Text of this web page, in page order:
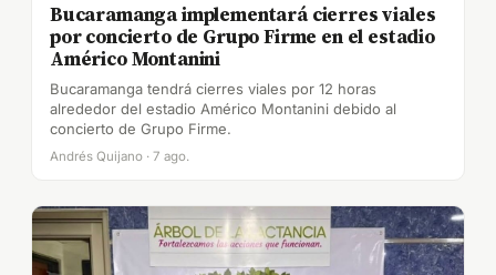
Bucaramanga implementará cierres viales
por concierto de Grupo Firme en el estadio
Américo Montanini
Bucaramanga tendrá cierres viales por 12 horas
alrededor del estadio Américo Montanini debido al
concierto de Grupo Firme.
Andrés Quijano · 7 ago.